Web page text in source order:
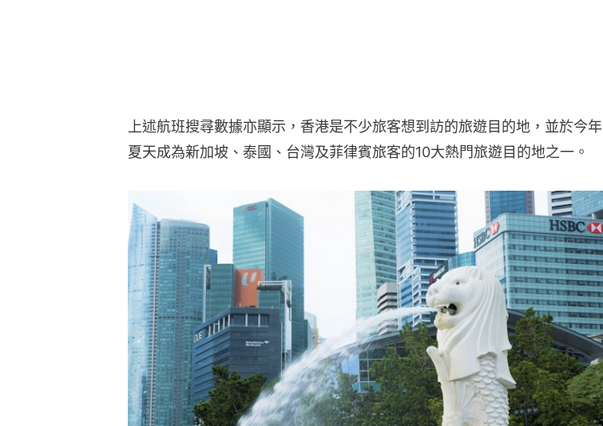
上述航班搜尋數據亦顯示，香港是不少旅客想到訪的旅遊目的地，並於今年
夏天成為新加坡、泰國、台灣及菲律賓旅客的10大熱門旅遊目的地之一。